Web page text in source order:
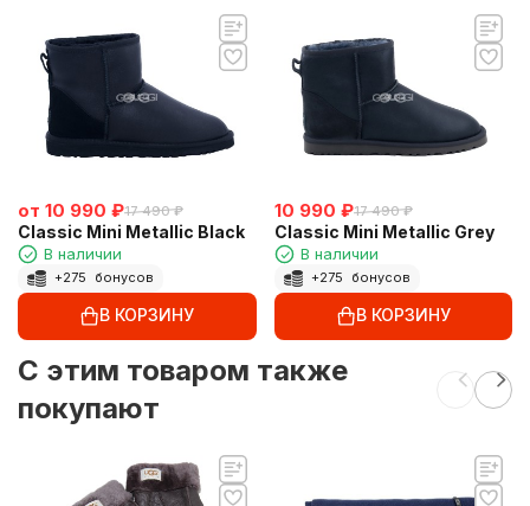
от 10 990 ₽17 490 ₽
Classic Mini Metallic Black
В наличии
+275 бонусов
В КОРЗИНУ
10 990 ₽17 490 ₽
Classic Mini Metallic Grey
В наличии
+275 бонусов
В КОРЗИНУ
C этим товаром также
покупают